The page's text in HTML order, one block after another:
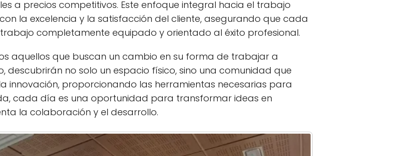
a precios competitivos. Este enfoque integral hacia el trabajo
la excelencia y la satisfacción del cliente, asegurando que cada
completamente equipado y orientado al éxito profesional.
aquellos que buscan un cambio en su forma de trabajar a
descubrirán no solo un espacio físico, sino una comunidad que
innovación, proporcionando las herramientas necesarias para
cada día es una oportunidad para transformar ideas en
la colaboración y el desarrollo.